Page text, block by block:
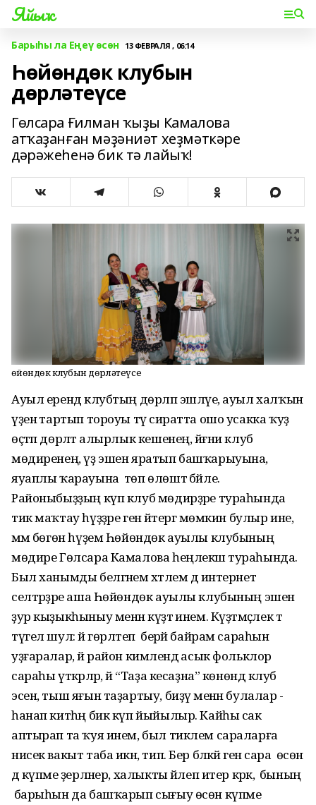
Яйыҡ
Барыһы ла Еңеү өсөн 13 ФЕВРАЛЯ , 06:14
Һөйөндөк клубын
дөрләтеүсе
Гөлсара Ғилман ҡыҙы Камалова
атҡаҙанған мәҙәниәт хеҙмәткәре
дәрәжеһенә бик тә лайыҡ!
Һөйөндөк клубын дөрләтеүсе
Ауыл ерендә клубтың дөрләп эшләүе, ауыл халҡын
үҙенә тартып тороуы тәү сиратта ошо усакка ҡуҙ
өҫтәп дөрләтә алырлык кешенең, йәғни клуб
мөдиренең, үҙ эшен яратып башҡарыуына,
яуаплы ҡарауына төп өлөштә бәйле.
Районыбыҙҙың күп клуб мөдирҙәре тураһында
тик маҡтау һүҙҙәре генә әйтергә мөмкин булыр ине,
әммә бөгөн һүҙем Һөйөндөк ауылы клубының
мөдире Гөлсара Камалова һеңлекәш тураһында.
Был ханымды белгәнемә хәтлем дә интернет
селтәрҙәре аша Һөйөндөк ауылы клубының эшен
ҙур кыҙыкһыныу менән күҙәтә инем. Күҙәтмәҫлек тә
түгел шул: йә гөрләтеп берәй байрам сараһын
уҙғаралар, йә район кимәлендә асык фольклор
сараһы үткәрәләр, йә “Таҙа кесаҙна” көнөндә клуб
эсен, тыш яғын таҙартыу, биҙәү менән булалар -
һанап китһәң бик күп йыйылыр. Кайһы сак
аптырап та ҡуя инем, был тиклем сараларға
нисек вакыт таба икән, тип. Бер бәләкәй генә сара өсөн
дә күпме әҙерләнер, халыкты йәлеп итер кәрәк, ә бының
барыһын да башҡарып сығыу өсөн күпме